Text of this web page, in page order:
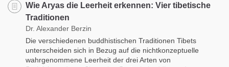
Wie Aryas die Leerheit erkennen: Vier tibetische
Traditionen
Dr. Alexander Berzin
Die verschiedenen buddhistischen Traditionen Tibets
unterscheiden sich in Bezug auf die nichtkonzeptuelle
wahrgenommene Leerheit der drei Arten von